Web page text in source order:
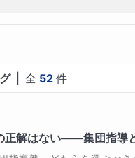
ではなく、学ぶ力その
ールの立案から志望校
源にし、最難関校を目
都大学・一橋大学・東
豊島岡女子学園中学校
れてくるというのは気持ち
ればと存じます。こちらこ
全 52 件
正解はない――集団指導